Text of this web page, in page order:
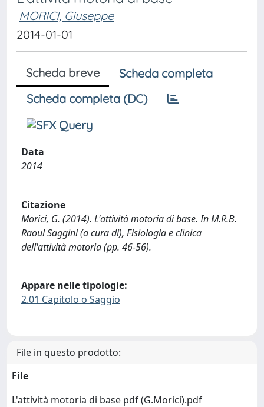
MORICI, Giuseppe
2014-01-01
Scheda breve
Scheda completa
Scheda completa (DC)
Data
2014
Citazione
Morici, G. (2014). L'attività motoria di base. In M.R.B.
Raoul Saggini (a cura di), Fisiologia e clinica
dell'attività motoria (pp. 46-56).
Appare nelle tipologie:
2.01 Capitolo o Saggio
File in questo prodotto:
File
L'attività motoria di base pdf (G.Morici).pdf